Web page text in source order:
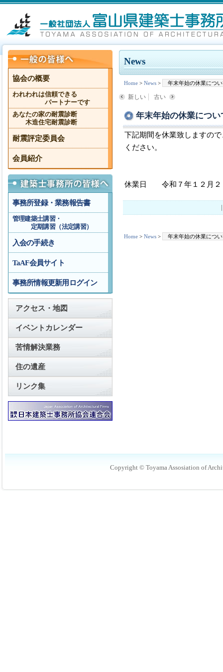
News
Home > News > 年末年始の休業につ
新しい 古い
年末年始の休業につい
下記期間を休業致しますの
ください。
休業日 令和７年１２月２
Home > News > 年末年始の休業につ
協会の概要
われわれは信頼できる
パートナーです
あなたの家の耐震診断
木造住宅耐震診断
耐震評定委員会
会員紹介
事務所登録・業務報告書
管理建築士講習・
定期講習（法定講習）
入会の手続き
TaAF会員サイト
事務所情報更新用ログイン
アクセス・地図
イベントカレンダー
苦情解決業務
住の遺産
リンク集
Copyright © Toyama Assosiation of